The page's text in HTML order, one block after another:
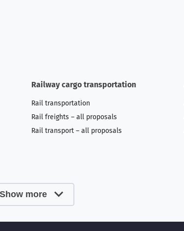
Railway cargo transportation
Rail transportation
Rail freights – all proposals
Rail transport – all proposals
Show more